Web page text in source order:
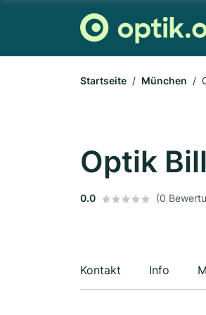
Startseite München
Optik
0.0 (0
Kontakt Info